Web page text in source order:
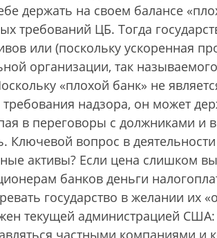
держать на своем балансе
требований ЦБ. Тогда
или (поскольку ускоренная
организации, так
«плохой банк» не
надзора, он может
в переговоры с должниками и
Ключевой вопрос в
активы? Если цена слишком
банков деньги
государство в желании их
текущей администрацией США:
частными компаниями и